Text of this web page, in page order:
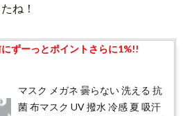
ね！
マスク メガネ 曇らない 洗える 抗
菌 布マスク UV 撥水 冷感 夏 吸汗